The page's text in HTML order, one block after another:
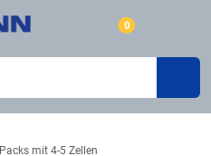
0
Packs mit 4-5 Zellen